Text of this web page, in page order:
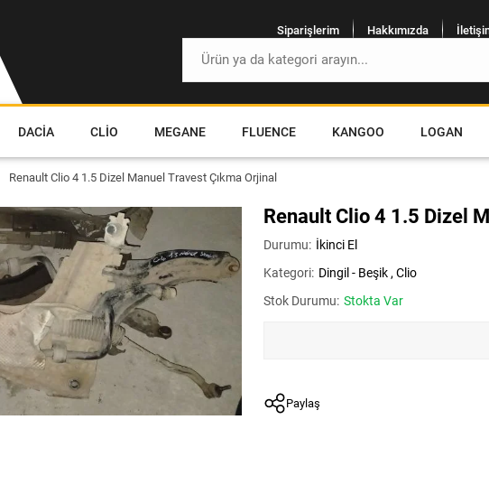
Siparişlerim Hakkımızda
DACIA CLIO MEGANE FLUENCE KANGOO LOGAN
Renault Clio 4 1.5 Dizel Manuel Travest Çıkma Orjinal
Renault Clio 4 1.5 Dizel
Durumu: İkinci El
Kategori: Dingil - Beşik , Clio
Stok Durumu: Stokta Var
Paylaş